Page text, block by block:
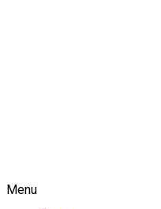
Menu